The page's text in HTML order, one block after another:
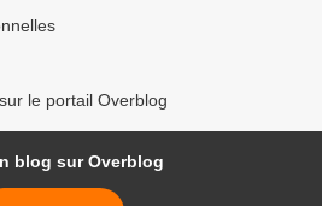
le portail Overblog
blog sur Overblog